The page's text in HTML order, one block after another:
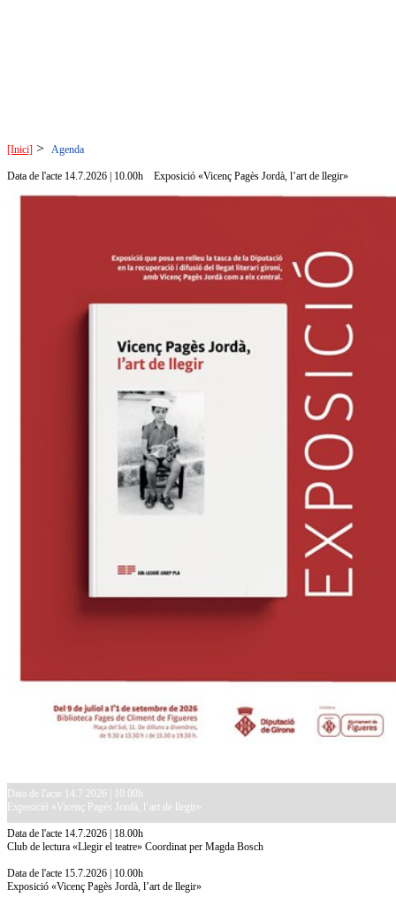
[Inici] > Agenda
Data de l'acte 14.7.2026 | 10.00h Exposició «Vicenç Pagès Jordà, l’art de llegir»
Data de l'acte 14.7.2026 | 10.00h
Exposició «Vicenç Pagès Jordà, l’art de llegir»
Data de l'acte 14.7.2026 | 18.00h
Club de lectura «Llegir el teatre» Coordinat per Magda Bosch
Data de l'acte 15.7.2026 | 10.00h
Exposició «Vicenç Pagès Jordà, l’art de llegir»